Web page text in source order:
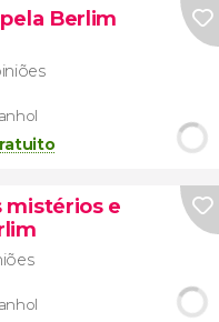
Berlim
mistérios e